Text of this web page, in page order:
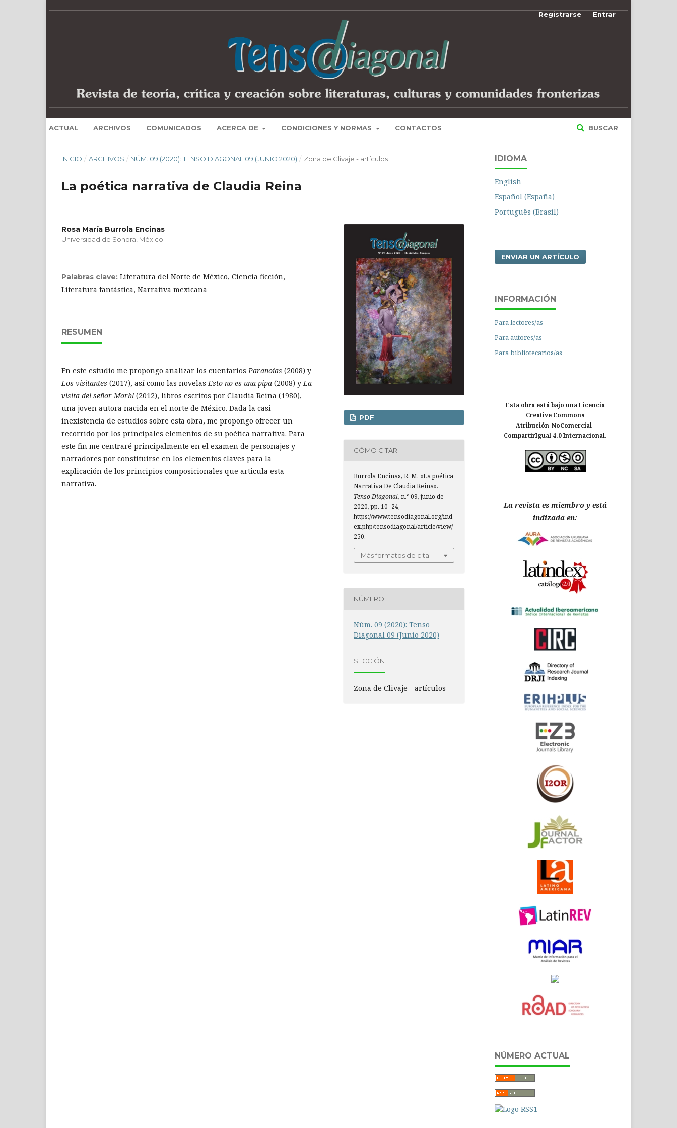
ACTUAL ARCHIVOS COMUNICADOS ACERCA DE CONDICIONES Y NORMAS CONTACTOS BUSCAR
Registrarse Entrar
INICIO / ARCHIVOS / NÚM. 09 (2020): TENSO DIAGONAL 09 (JUNIO 2020) / Zona de Clivaje - artículos
La poética narrativa de Claudia Reina
Rosa María Burrola Encinas
Universidad de Sonora, México
Palabras clave: Literatura del Norte de México, Ciencia ficción,
Literatura fantástica, Narrativa mexicana
RESUMEN
En este estudio me propongo analizar los cuentariosParanoias (2008) y
Los visitantes (2017), así como las novelasEsto no es una pipa (2008) yLa
visita del señor Morhl (2012), libros escritos por Claudia Reina (1980),
una joven autora nacida en el norte de México. Dada la casi
inexistencia de estudios sobre esta obra, me propongo ofrecer un
recorrido por los principales elementos de su poética narrativa. Para
este fin me centraré principalmente en el examen de personajes y
narradores por constituirse en los elementos claves para la
explicación de los principios composicionales que articula esta
narrativa.
PDF
CÓMO CITAR
Burrola Encinas, R. M. «La poética
Narrativa De Claudia Reina».
Tenso Diagonal, n.º 09, junio de
2020, pp. 10 -24,
https://www.tensodiagonal.org/ind
ex.php/tensodiagonal/article/view/
250.
Más formatos de cita
NÚMERO
Núm. 09 (2020): Tenso
Diagonal 09 (Junio 2020)
SECCIÓN
Zona de Clivaje - artículos
IDIOMA
English
Español (España)
Português (Brasil)
ENVIAR UN ARTÍCULO
INFORMACIÓN
Para lectores/as
Para autores/as
Para bibliotecarios/as
Esta obra está bajo una Licencia
Creative Commons
Atribución-NoComercial-
CompartirIgual 4.0 Internacional.
La revista es miembro y está
indizada en:
NÚMERO ACTUAL